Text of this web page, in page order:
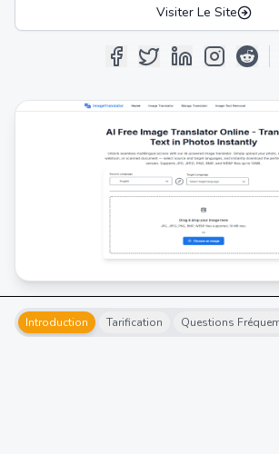
Visiter Le Site
Introduction Tarification Questions